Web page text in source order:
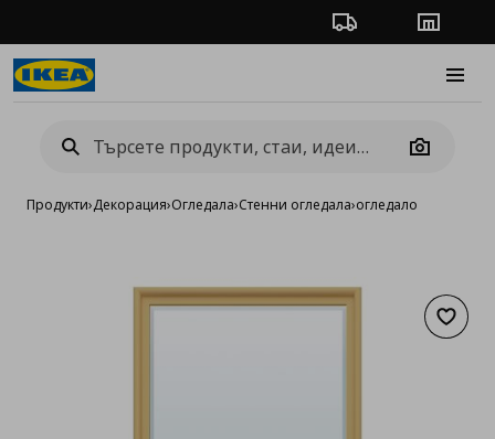
Проследяване на
Camera
Продукти›Декорация›Огледала›Стенни огледала›огледало